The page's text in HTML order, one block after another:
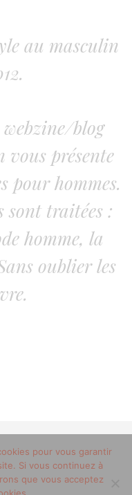
au masculin
webzine/blog
présente
pour hommes.
sont traitées :
homme, la
oublier les
- blog lifestyle
réservés
Mentions Légales
pour vous garantir
Si vous continuez à
que vous acceptez